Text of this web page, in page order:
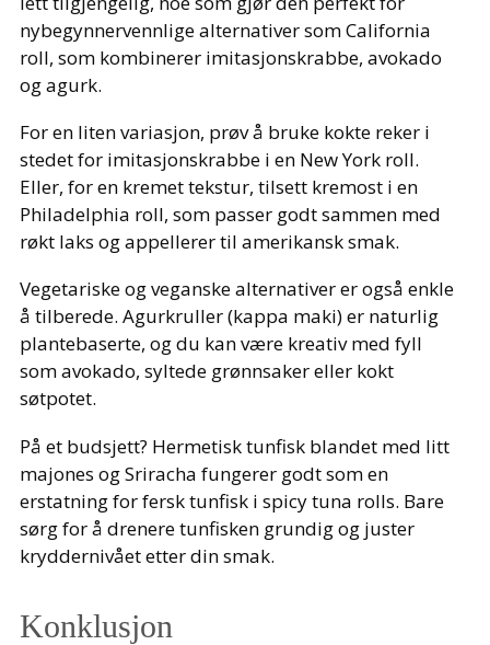
nybegynnervennlige alternativer som California
roll, som kombinerer imitasjonskrabbe, avokado
og agurk.
For en liten variasjon, prøv å bruke kokte reker i
stedet for imitasjonskrabbe i en New York roll.
Eller, for en kremet tekstur, tilsett kremost i en
Philadelphia roll, som passer godt sammen med
røkt laks og appellerer til amerikansk smak.
Vegetariske og veganske alternativer er også enkle
å tilberede. Agurkruller (kappa maki) er naturlig
plantebaserte, og du kan være kreativ med fyll
som avokado, syltede grønnsaker eller kokt
søtpotet.
På et budsjett? Hermetisk tunfisk blandet med litt
majones og Sriracha fungerer godt som en
erstatning for fersk tunfisk i spicy tuna rolls. Bare
sørg for å drenere tunfisken grundig og juster
kryddernivået etter din smak.
Konklusjon